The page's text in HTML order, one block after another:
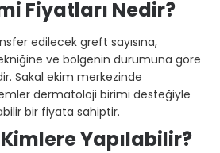
Fiyatları Nedir?
edilecek greft sayısına,
ve bölgenin durumuna göre
Sakal ekim merkezinde
dermatoloji birimi desteğiyle
bir fiyata sahiptir.
Kimlere Yapılabilir?